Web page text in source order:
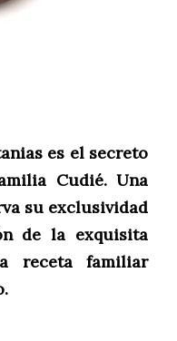
es el secreto
Cudié. Una
su exclusividad
de la exquisita
receta familiar